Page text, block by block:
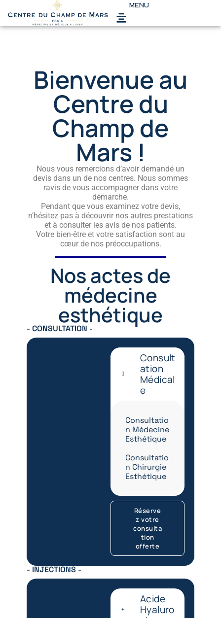
MENU
Bienvenue au
Centre du
Champ de
Mars !
Nous vous remercions d’avoir demandé un
devis dans un de nos centres. Nous sommes
ravis de vous accompagner dans votre
démarche.
Pendant que vous examinez votre devis,
n’hésitez pas à découvrir nos autres prestations
et à consulter les avis de nos patients.
Votre bien-être et votre satisfaction sont au
cœur de nos préoccupations.
Nos actes de
médecine
esthétique
- CONSULTATION -
Consult
ation
Médical
e
Consultatio
n Médecine
Esthétique
Consultatio
n Chirurgie
Esthétique
Réserve
z votre
consulta
tion
offerte
- INJECTIONS -
Acide
Hyaluro